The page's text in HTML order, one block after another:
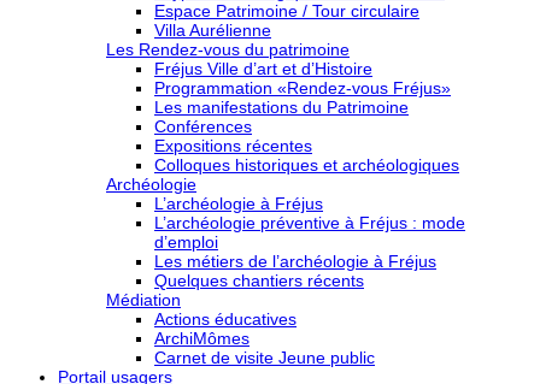
Espace Patrimoine / Tour circulaire
Villa Aurélienne
Les Rendez-vous du patrimoine
Fréjus Ville d’art et d’Histoire
Programmation «Rendez-vous Fréjus»
Les manifestations du Patrimoine
Conférences
Expositions récentes
Colloques historiques et archéologiques
Archéologie
L’archéologie à Fréjus
L’archéologie préventive à Fréjus : mode
d’emploi
Les métiers de l’archéologie à Fréjus
Quelques chantiers récents
Médiation
Actions éducatives
ArchiMômes
Carnet de visite Jeune public
Portail usagers